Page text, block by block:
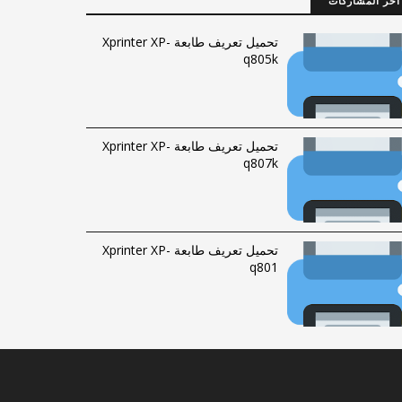
تحميل تعريف طابعة Xprinter XP-
q805k
تحميل تعريف طابعة Xprinter XP-
q807k
تحميل تعريف طابعة Xprinter XP-
q801